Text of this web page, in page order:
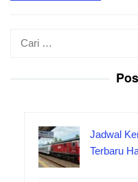
Jadwal
Terbaru